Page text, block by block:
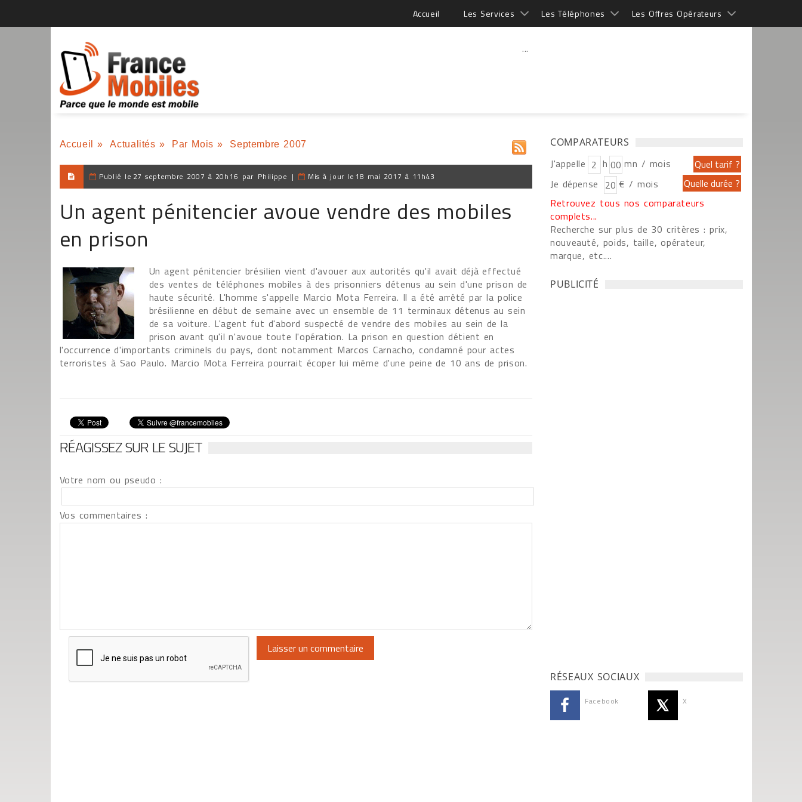
Accueil Les Services Les Téléphones Les Offres Opérateurs
...
Accueil » Actualités » Par Mois » Septembre 2007
Publié le 27 septembre 2007 à 20h16 par Philippe | Mis à jour le 18 mai 2017 à 11h43
Un agent pénitencier avoue vendre des mobiles
en prison
Un agent pénitencier brésilien vient d'avouer aux autorités qu'il avait déjà effectué
des ventes de téléphones mobiles à des prisonniers détenus au sein d'une prison de
haute sécurité. L'homme s'appelle Marcio Mota Ferreira. Il a été arrêté par la police
brésilienne en début de semaine avec un ensemble de 11 terminaux détenus au sein
de sa voiture. L'agent fut d'abord suspecté de vendre des mobiles au sein de la
prison avant qu'il n'avoue toute l'opération. La prison en question détient en
l'occurrence d'importants criminels du pays, dont notamment Marcos Carnacho, condamné pour actes
terroristes à Sao Paulo. Marcio Mota Ferreira pourrait écoper lui même d'une peine de 10 ans de prison.
RÉAGISSEZ SUR LE SUJET
Votre nom ou pseudo :
Vos commentaires :
COMPARATEURS
J'appelle h
mn / mois
Je dépense
€ / mois
Retrouvez tous nos comparateurs
complets...
Recherche sur plus de 30 critères : prix,
nouveauté, poids, taille, opérateur,
marque, etc....
PUBLICITÉ
RÉSEAUX SOCIAUX
Facebook X